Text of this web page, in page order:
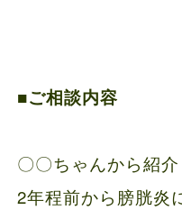
■ご相談内容
〇〇ちゃんから紹介
2年程前から膀胱炎